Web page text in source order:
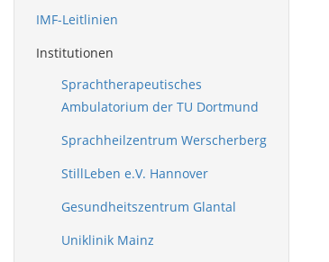
IMF-Leitlinien
Institutionen
Sprachtherapeutisches
Ambulatorium der TU Dortmund
Sprachheilzentrum Werscherberg
StillLeben e.V. Hannover
Gesundheitszentrum Glantal
Uniklinik Mainz